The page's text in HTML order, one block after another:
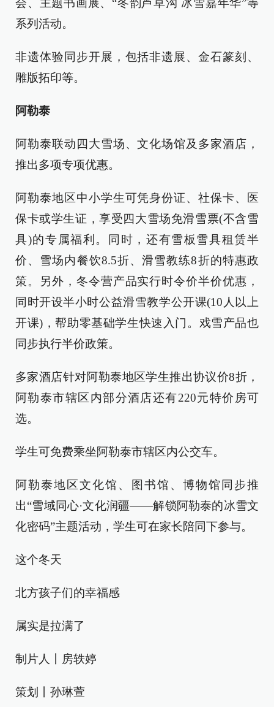
会、主题书画展、“冬韵芦草沟 冰雪嘉年华”等
系列活动。
非遗体验同步开展，包括非遗展、金石篆刻、
雕版拓印等。
阿勒泰
阿勒泰联动四大雪场、文化场馆及多家酒店，
推出多项专项优惠。
阿勒泰地区中小学生可凭身份证、社保卡、医
保卡或学生证，享受四大雪场免滑雪票(不含雪
具)的专属福利。同时，还有雪板雪具租赁半
价、雪场内餐饮8.5折、滑雪教练8折的特惠政
策。另外，冬令营产品实行时令价半价优惠，
同时开设半小时公益滑雪教学公开课(10人以上
开课)，帮助零基础学生快速入门。戏雪产品也
同步执行半价政策。
多家酒店针对阿勒泰地区学生推出协议价8折，
阿勒泰市辖区内部分酒店还有220元特价房可
选。
学生可免费乘坐阿勒泰市辖区内公交车。
阿勒泰地区文化馆、图书馆、博物馆同步推
出“雪域同心·文化润疆——解锁阿勒泰的冰雪文
化密码”主题活动，学生可在家长陪同下参与。
这个冬天
北方孩子们的幸福感
属实是拉满了
制片人丨房轶婷
策划丨孙琳萱